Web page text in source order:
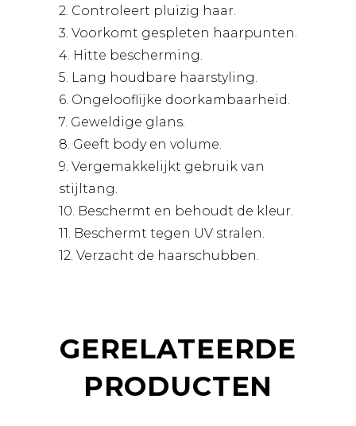
2. Controleert pluizig haar.
3. Voorkomt gespleten haarpunten.
4. Hitte bescherming.
5. Lang houdbare haarstyling.
6. Ongelooflijke doorkambaarheid.
7. Geweldige glans.
8. Geeft body en volume.
9. Vergemakkelijkt gebruik van
stijltang.
10. Beschermt en behoudt de kleur.
11. Beschermt tegen UV stralen.
12. Verzacht de haarschubben.
GERELATEERDE
PRODUCTEN